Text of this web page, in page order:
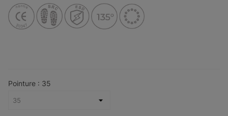
Pointure : 35